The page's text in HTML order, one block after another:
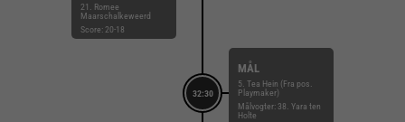
21. Romee
Maarschalkeweerd
Score: 20-18
32:30
MÅL
5. Tea Hein (Fra pos.
Playmaker)
Målvogter: 38. Yara ten
Holte